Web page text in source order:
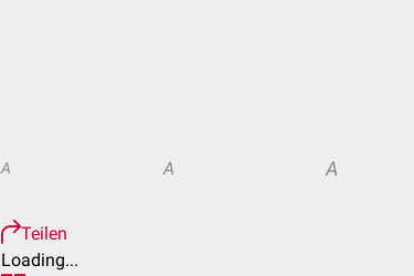
A A A
Teilen
Loading...